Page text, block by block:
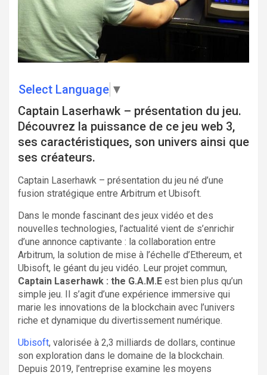
Select Language ▼
Captain Laserhawk – présentation du jeu.
Découvrez la puissance de ce jeu web 3,
ses caractéristiques, son univers ainsi que
ses créateurs.
Captain Laserhawk – présentation du jeu né d’une
fusion stratégique entre Arbitrum et Ubisoft.
Dans le monde fascinant des jeux vidéo et des
nouvelles technologies, l’actualité vient de s’enrichir
d’une annonce captivante : la collaboration entre
Arbitrum, la solution de mise à l’échelle d’Ethereum, et
Ubisoft, le géant du jeu vidéo. Leur projet commun,
Captain Laserhawk : the G.A.M.E est bien plus qu’un
simple jeu. Il s’agit d’une expérience immersive qui
marie les innovations de la blockchain avec l’univers
riche et dynamique du divertissement numérique.
Ubisoft, valorisée à 2,3 milliards de dollars, continue
son exploration dans le domaine de la blockchain.
Depuis 2019, l’entreprise examine les moyens